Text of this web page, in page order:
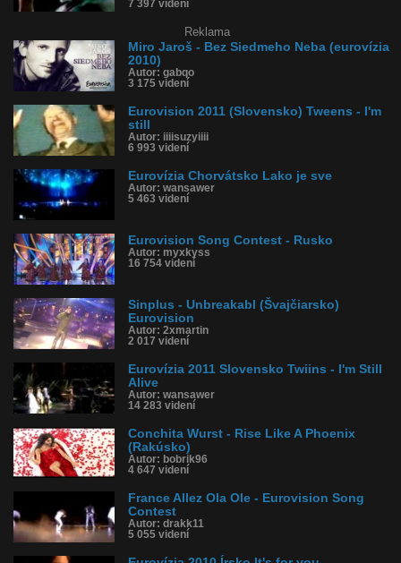
7 397 videní
Reklama
Miro Jaroš - Bez Siedmeho Neba (eurovízia
2010)
Autor: gabqo
3 175 videní
Eurovision 2011 (Slovensko) Tweens - I'm
still
Autor: iiiisuzyiiii
6 993 videní
Eurovízia Chorvátsko Lako je sve
Autor: wansawer
5 463 videní
Eurovision Song Contest - Rusko
Autor: myxkyss
16 754 videní
Sinplus - Unbreakabl (Švajčiarsko)
Eurovision
Autor: 2xmartin
2 017 videní
Eurovízia 2011 Slovensko Twiins - I'm Still
Alive
Autor: wansawer
14 283 videní
Conchita Wurst - Rise Like A Phoenix
(Rakúsko)
Autor: bobrik96
4 647 videní
France Allez Ola Ole - Eurovision Song
Contest
Autor: drakk11
5 055 videní